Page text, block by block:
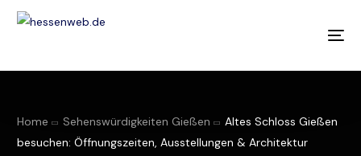
Home Sehenswürdigkeiten Gießen
Altes Schloss Gießen
besuchen: Öffnungszeiten, Ausstellungen & Architektur